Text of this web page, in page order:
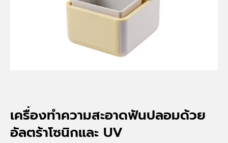
เครื่องทำความสะอาดฟันปลอมด้วย
อัลตร้าโซนิกและ UV